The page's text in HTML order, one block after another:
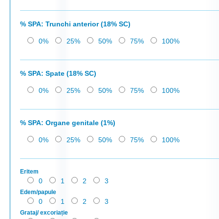
% SPA: Trunchi anterior (18% SC)
0% 25% 50% 75% 100%
% SPA: Spate (18% SC)
0% 25% 50% 75% 100%
% SPA: Organe genitale (1%)
0% 25% 50% 75% 100%
Eritem
0 1 2 3
Edem/papule
0 1 2 3
Grataj/ excoriație